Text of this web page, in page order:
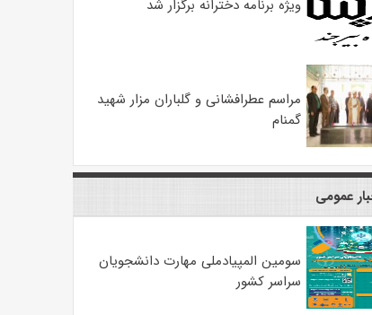
ویژه برنامه دخترانه برگزار شد
مراسم عطرافشانی و گلباران مزار شهید
گمنام
عمومی
سومین المپیادملی مهارت دانشجویان
سراسر کشور